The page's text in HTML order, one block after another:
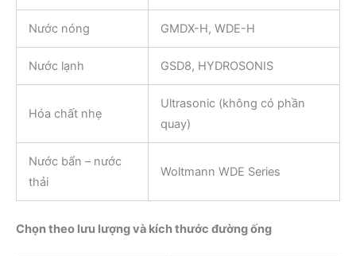
Nước nóng GMDX-H, WDE-H
Nước lạnh GSD8, HYDROSONIS
Hóa chất nhẹ
Ultrasonic (không có phần
quay)
Nước bẩn – nước
thải
Woltmann WDE Series
Chọn theo lưu lượng và kích thước đường ống